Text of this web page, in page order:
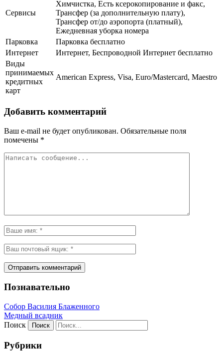
Сервисы
Химчистка, Есть ксерокопирование и факс,
Трансфер (за дополнительную плату),
Трансфер от/до аэропорта (платный),
Ежедневная уборка номера
Парковка
Парковка бесплатно
Интернет
Интернет, Беспроводной Интернет бесплатно
Виды
принимаемых
кредитных
карт
American Express, Visa, Euro/Mastercard, Maestro
Добавить комментарий
Ваш e-mail не будет опубликован. Обязательные поля
помечены *
Познавательно
Собор Василия Блаженного
Медный всадник
Поиск
Рубрики